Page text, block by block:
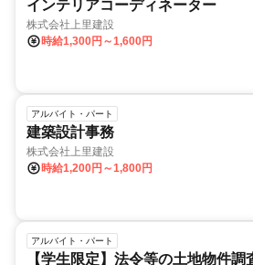
インテリアコーディネーター
株式会社上里建設
時給1,300円～1,600円
アルバイト・パート
建築設計事務
株式会社上里建設
時給1,200円～1,800円
アルバイト・パート
【学生限定】法令等の土地物件調